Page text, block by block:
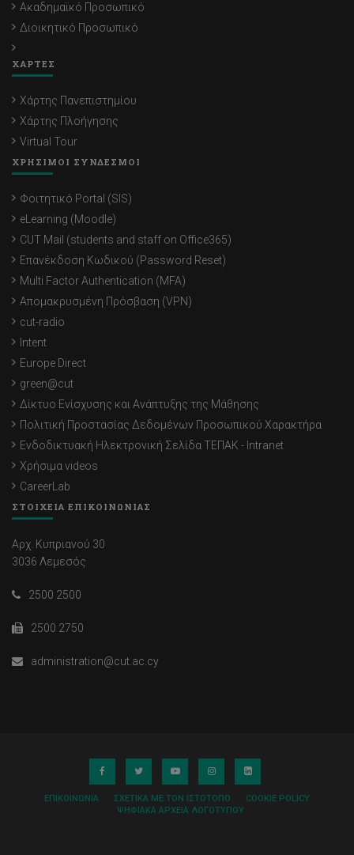
Ακαδημαϊκό Προσωπικό
Διοικητικό Προσωπικό
ΧΑΡΤΕΣ
Χάρτης Πανεπιστημίου
Χάρτης Πλοήγησης
Virtual Tour
ΧΡΗΣΙΜΟΙ ΣΥΝΔΕΣΜΟΙ
Φοιτητικό Portal (SIS)
eLearning (Moodle)
CUT Mail (students and staff on Office365)
Επανέκδοση Κωδικού (Password Reset)
Multi Factor Authentication (MFA)
Απομακρυσμένη Πρόσβαση (VPN)
cut-radio
Intent
Europe Direct
green@cut
Δίκτυο Ενίσχυσης και Ανάπτυξης της Μάθησης
Πολιτική Προστασίας Δεδομένων Προσωπικού Χαρακτήρα
Ενδοδικτυακή Ηλεκτρονική Σελίδα ΤΕΠΑΚ - Intranet
Χρήσιμα videos
CareerLab
ΣΤΟΙΧΕΙΑ ΕΠΙΚΟΙΝΩΝΙΑΣ
Αρχ. Κυπριανού 30
3036 Λεμεσός
2500 2500
2500 2750
administration@cut.ac.cy
ΕΠΙΚΟΙΝΩΝΊΑ ΣΧΕΤΙΚΆ ΜΕ ΤΟΝ ΙΣΤΌΤΟΠΟ
COOKIE POLICY
ΨΗΦΙΑΚΆ ΑΡΧΕΊΑ ΛΟΓΌΤΥΠΟΥ